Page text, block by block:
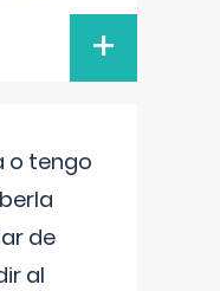
+
o tengo
de
al